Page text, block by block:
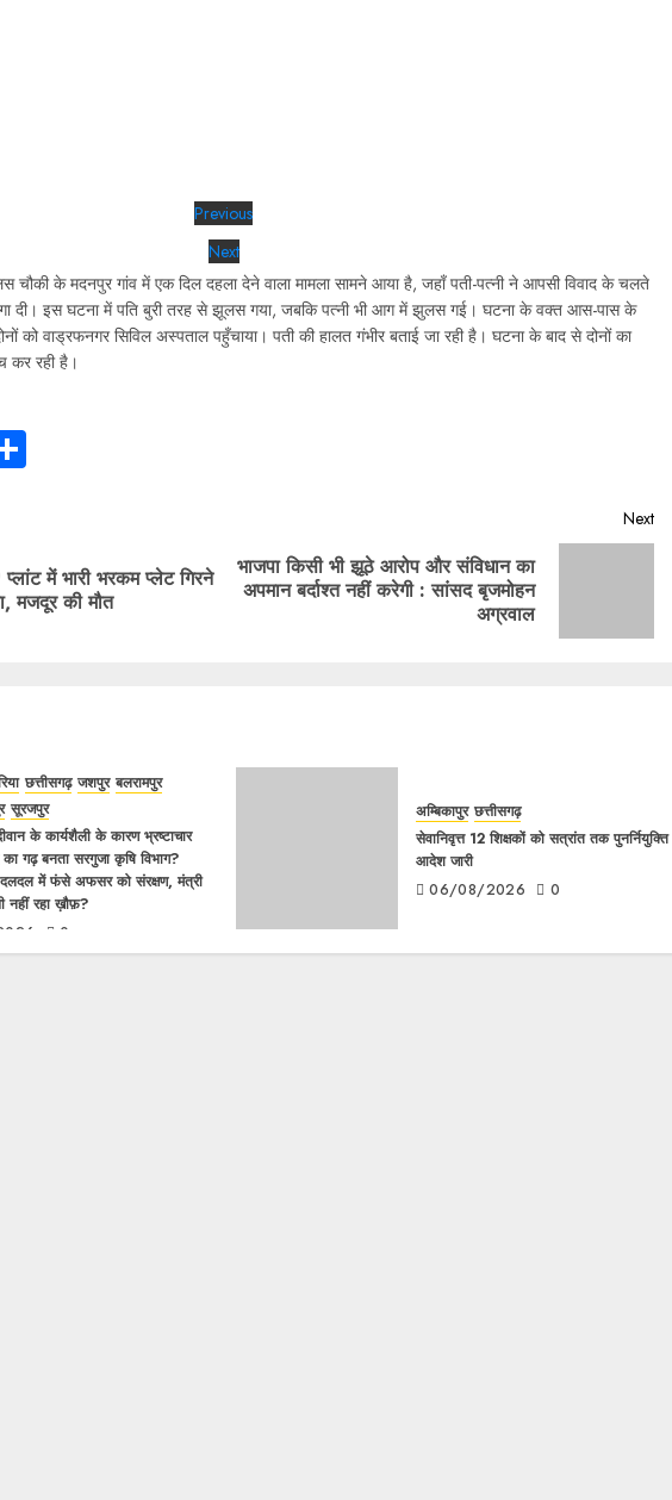
Previous
Next
चौकी के मदनपुर गांव में एक दिल दहला देने वाला मामला सामने आया है, जहाँ पती-पत्नी ने आपसी विवाद के चलते
दी। इस घटना में पति बुरी तरह से झूलस गया, जबकि पत्नी भी आग में झुलस गई। घटना के वक्त आस-पास के
को वाड्रफनगर सिविल अस्पताल पहुँचाया। पती की हालत गंभीर बताई जा रही है। घटना के बाद से दोनों का
कर रही है।
में भारी भरकम प्लेट गिरने
मजदूर की मौत
Next
भाजपा किसी भी झूठे आरोप और संविधान का
अपमान बर्दाश्त नहीं करेगी : सांसद बृजमोहन
अग्रवाल
छत्तीसगढ़ जशपुर बलरामपुर
सूरजपुर
के कार्यशैली के कारण भ्रष्टाचार
गढ़ बनता सरगुजा कृषि विभाग?
दलदल में फंसे अफसर को संरक्षण, मंत्री
नहीं रहा ख़ौफ़?
0
अम्बिकापुर छत्तीसगढ़
सेवानिवृत्त 12 शिक्षकों को सत्रांत तक पुनर्नियुक्ति
आदेश जारी
06/08/2026
0